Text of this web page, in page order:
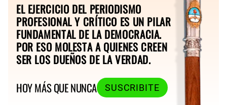
EL EJERCICIO DEL PERIODISMO
PROFESIONAL Y CRÍTICO ES UN PILAR
FUNDAMENTAL DE LA DEMOCRACIA.
POR ESO MOLESTA A QUIENES CREEN
SER LOS DUEÑOS DE LA VERDAD.
HOY MÁS QUE NUNCA
SUSCRIBITE